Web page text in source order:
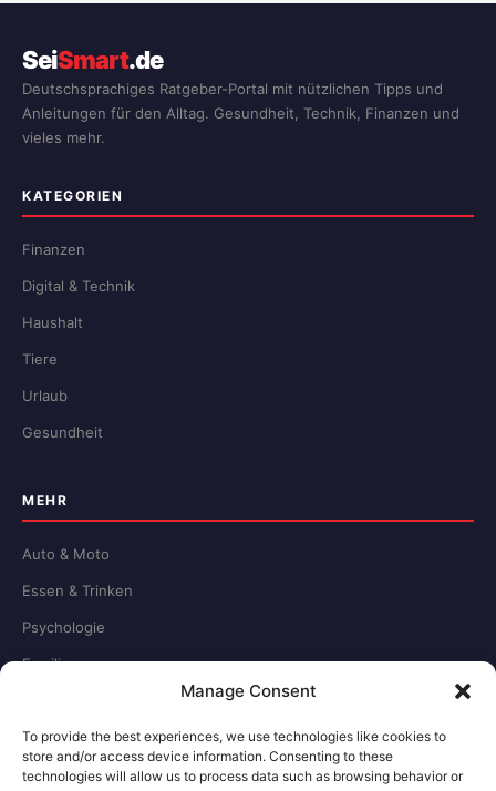
Manage Consent
To provide the best experiences, we use technologies like cookies to
store and/or access device information. Consenting to these
technologies will allow us to process data such as browsing behavior or
SeiSmart.de
Deutschsprachiges Ratgeber-Portal mit nützlichen Tipps und
Anleitungen für den Alltag. Gesundheit, Technik, Finanzen und
vieles mehr.
KATEGORIEN
Finanzen
Digital & Technik
Haushalt
Tiere
Urlaub
Gesundheit
MEHR
Auto & Moto
Essen & Trinken
Psychologie
Familie
RECHTLICHES